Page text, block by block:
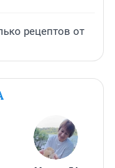
рецептов от